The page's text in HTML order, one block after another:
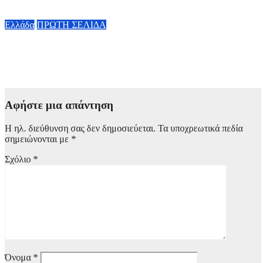
Ελλάδα ΠΡΩΤΗ ΣΕΛΙΔΑ
Αφήστε μια απάντηση
Η ηλ. διεύθυνση σας δεν δημοσιεύεται. Τα υποχρεωτικά πεδία
σημειώνονται με *
Σχόλιο *
Όνομα *